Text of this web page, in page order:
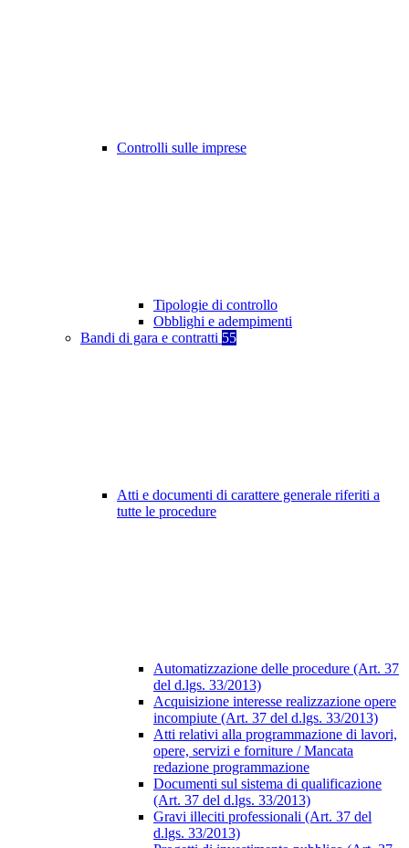
Controlli sulle imprese
Tipologie di controllo
Obblighi e adempimenti
Bandi di gara e contratti 55
Atti e documenti di carattere generale riferiti a
tutte le procedure
Automatizzazione delle procedure (Art. 37
del d.lgs. 33/2013)
Acquisizione interesse realizzazione opere
incompiute (Art. 37 del d.lgs. 33/2013)
Atti relativi alla programmazione di lavori,
opere, servizi e forniture / Mancata
redazione programmazione
Documenti sul sistema di qualificazione
(Art. 37 del d.lgs. 33/2013)
Gravi illeciti professionali (Art. 37 del
d.lgs. 33/2013)